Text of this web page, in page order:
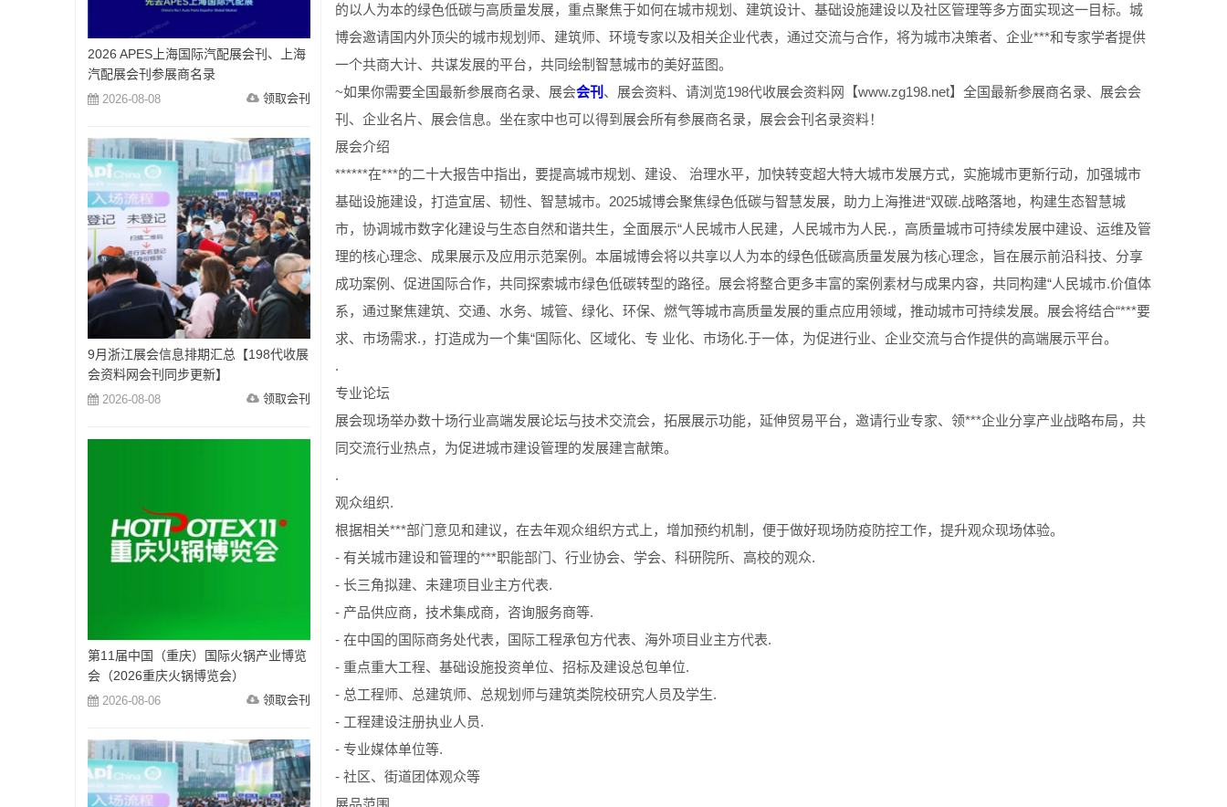
的以人为本的绿色低碳与高质量发展，重点聚焦于如何在城市规划、建筑设计、基础设施建设以及社区管理等多方面实现这一目标。城
博会邀请国内外顶尖的城市规划师、建筑师、环境专家以及相关企业代表，通过交流与合作，将为城市决策者、企业***和专家学者提供
一个共商大计、共谋发展的平台，共同绘制智慧城市的美好蓝图。
~如果你需要全国最新参展商名录、展会会刊 、展会资料、请浏览198代收展会资料网【www.zg198.net】全国最新参展商名录、展会会
刊、企业名片、展会信息。坐在家中也可以得到展会所有参展商名录，展会会刊名录资料！
展会介绍
******在***的二十大报告中指出，要提高城市规划、建设、 治理水平，加快转变超大特大城市发展方式，实施城市更新行动，加强城市
基础设施建设，打造宜居、韧性、智慧城市。2025城博会聚焦绿色低碳与智慧发展，助力上海推进“双碳.战略落地，构建生态智慧城
市，协调城市数字化建设与生态自然和谐共生，全面展示“人民城市人民建，人民城市为人民.，高质量城市可持续发展中建设、运维及管
理的核心理念、成果展示及应用示范案例。本届城博会将以共享以人为本的绿色低碳高质量发展为核心理念，旨在展示前沿科技、分享
成功案例、促进国际合作，共同探索城市绿色低碳转型的路径。展会将整合更多丰富的案例素材与成果内容，共同构建“人民城市.价值体
系，通过聚焦建筑、交通、水务、城管、绿化、环保、燃气等城市高质量发展的重点应用领域，推动城市可持续发展。展会将结合“***要
求、市场需求.，打造成为一个集“国际化、区域化、专 业化、市场化.于一体，为促进行业、企业交流与合作提供的高端展示平台。
.
专业论坛
展会现场举办数十场行业高端发展论坛与技术交流会，拓展展示功能，延伸贸易平台，邀请行业专家、领***企业分享产业战略布局，共
同交流行业热点，为促进城市建设管理的发展建言献策。
.
观众组织.
根据相关***部门意见和建议，在去年观众组织方式上，增加预约机制，便于做好现场防疫防控工作，提升观众现场体验。
- 有关城市建设和管理的***职能部门、行业协会、学会、科研院所、高校的观众.
- 长三角拟建、未建项目业主方代表.
- 产品供应商，技术集成商，咨询服务商等.
- 在中国的国际商务处代表，国际工程承包方代表、海外项目业主方代表.
- 重点重大工程、基础设施投资单位、招标及建设总包单位.
- 总工程师、总建筑师、总规划师与建筑类院校研究人员及学生.
- 工程建设注册执业人员.
- 专业媒体单位等.
- 社区、街道团体观众等
展品范围
2026 APES上海国际汽配展会刊、上海
汽配展会刊参展商名录
2026-08-08 领取会刊
9月浙江展会信息排期汇总【198代收展
会资料网会刊同步更新】
2026-08-08 领取会刊
第11届中国（重庆）国际火锅产业博览
会（2026重庆火锅博览会）
2026-08-06 领取会刊